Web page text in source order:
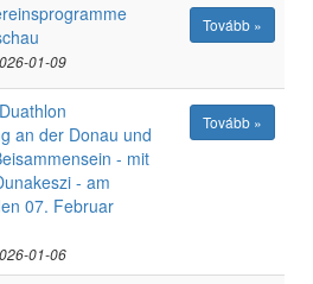
01-09
Tovább »
an der Donau und
- mit
- am
07. Februar
01-06
Tovább »